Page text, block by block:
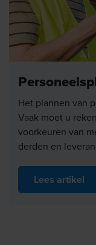
Het plannen van
Vaak moet u
voorkeuren van
derden en
planning kost
briefjes, appjes,
Lees artikel